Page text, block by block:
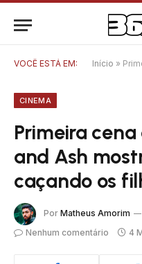
VOCÊ ESTÁ EM: Início » Primeira
CINEMA
Primeira
and Ash
caçando os
Por Matheus Amorim
Nenhum comentário
4